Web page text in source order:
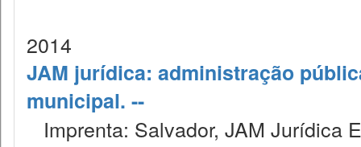
2014
JAM jurídica: administração
municipal. --
Imprenta: Salvador, JAM Jurídica